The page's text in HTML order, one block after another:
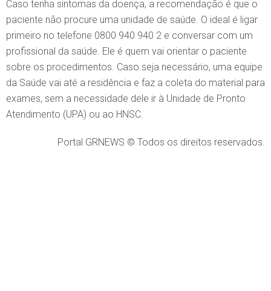
Caso tenha sintomas da doença, a recomendação é que o
paciente não procure uma unidade de saúde. O ideal é ligar
primeiro no telefone 0800 940 940 2 e conversar com um
profissional da saúde. Ele é quem vai orientar o paciente
sobre os procedimentos. Caso seja necessário, uma equipe
da Saúde vai até a residência e faz a coleta do material para
exames, sem a necessidade dele ir à Unidade de Pronto
Atendimento (UPA) ou ao HNSC.
Portal GRNEWS © Todos os direitos reservados.